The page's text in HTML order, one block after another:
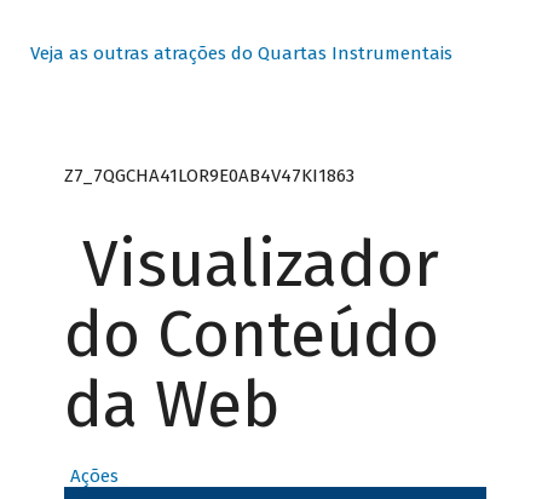
Veja as outras atrações do Quartas Instrumentais
Z7_7QGCHA41LOR9E0AB4V47KI1863
Visualizador
do Conteúdo
da Web
Ações